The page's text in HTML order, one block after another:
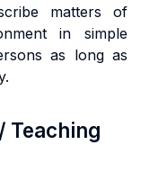
matters of
in simple
as long as
Teaching